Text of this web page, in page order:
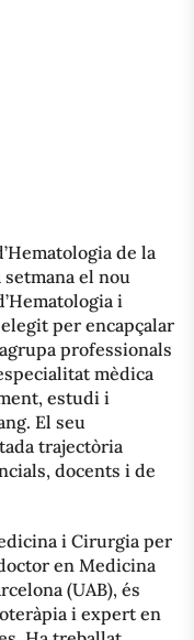
de la
setmana el nou
i
per encapçalar
professionals
mèdica
estudi i
El seu
trajectòria
docents i de
i Cirurgia per
en Medicina
(UAB), és
i expert en